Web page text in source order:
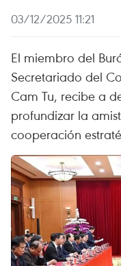
03/12/2025 11:21
El miembro del
Secretariado del
Cam Tu, recibe a
profundizar la
cooperación